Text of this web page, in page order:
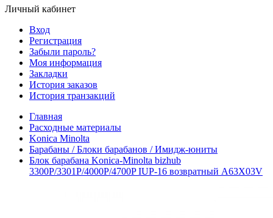
Личный кабинет
Вход
Регистрация
Забыли пароль?
Моя информация
Закладки
История заказов
История транзакций
Главная
Расходные материалы
Konica Minolta
Барабаны / Блоки барабанов / Имидж-юниты
Блок барабана Konica-Minolta bizhub
3300P/3301P/4000P/4700P IUP-16 возвратный A63X03V